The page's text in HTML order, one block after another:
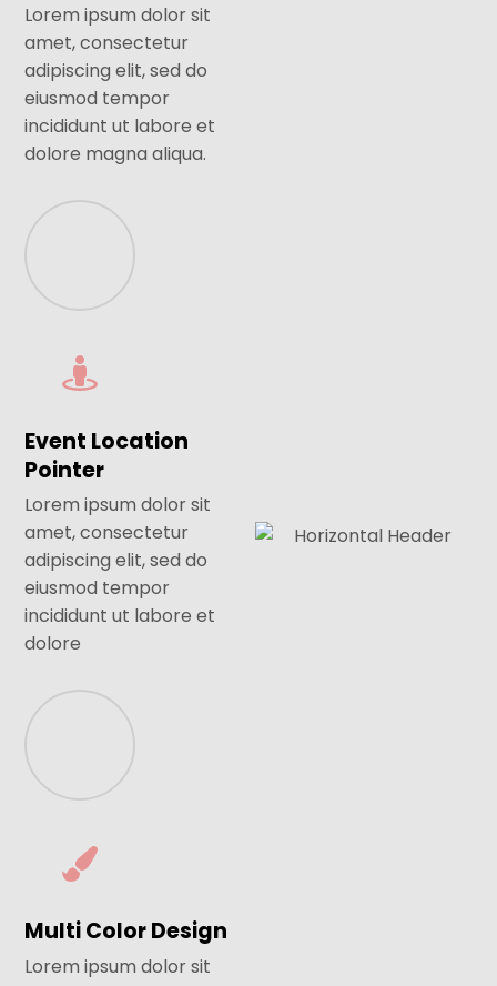
Lorem ipsum dolor sit
amet, consectetur
adipiscing elit, sed do
eiusmod tempor
incididunt ut labore et
dolore magna aliqua.
Event Location
Pointer
Lorem ipsum dolor sit
amet, consectetur
adipiscing elit, sed do
eiusmod tempor
incididunt ut labore et
dolore
Multi Color Design
Lorem ipsum dolor sit